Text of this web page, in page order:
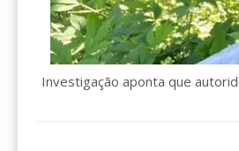
Investigação aponta que